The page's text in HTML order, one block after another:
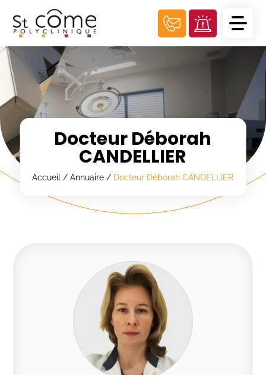
Docteur Déborah
CANDELLIER
Accueil /Annuaire / Docteur Déborah CANDELLIER